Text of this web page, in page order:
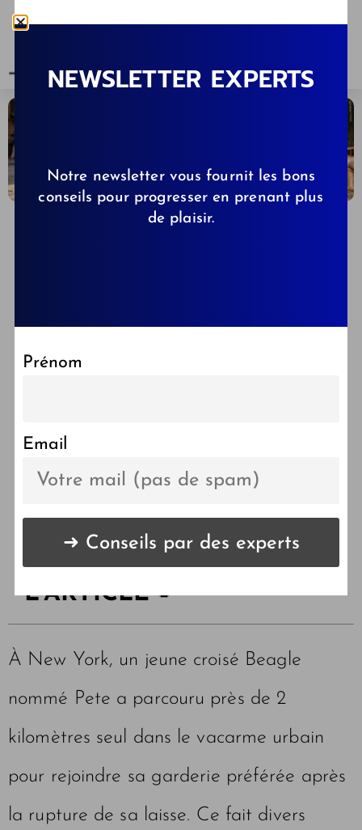
LES POINTS CLÉS DE
L'ARTICLE 🔑
À New York, un jeune croisé Beagle
nommé Pete a parcouru près de 2
kilomètres seul dans le vacarme urbain
pour rejoindre sa garderie préférée après
la rupture de sa laisse. Ce fait divers
NEWSLETTER EXPERTS
Notre newsletter vous fournit les bons
conseils pour progresser en prenant plus
de plaisir.
Prénom
Email